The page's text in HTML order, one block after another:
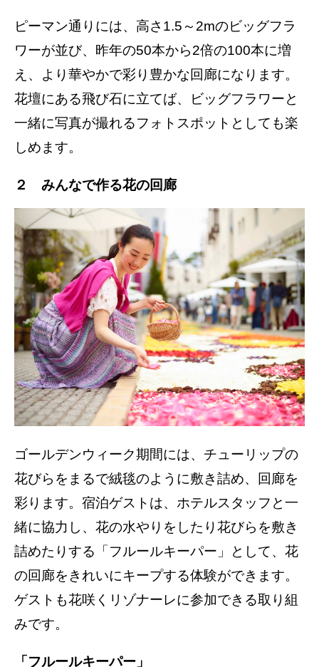
ピーマン通りには、高さ1.5～2mのビッグフラ
ワーが並び、昨年の50本から2倍の100本に増
え、より華やかで彩り豊かな回廊になります。
花壇にある飛び石に立てば、ビッグフラワーと
一緒に写真が撮れるフォトスポットとしても楽
しめます。
２ みんなで作る花の回廊
ゴールデンウィーク期間には、チューリップの
花びらをまるで絨毯のように敷き詰め、回廊を
彩ります。宿泊ゲストは、ホテルスタッフと一
緒に協力し、花の水やりをしたり花びらを敷き
詰めたりする「フルールキーパー」として、花
の回廊をきれいにキープする体験ができます。
ゲストも花咲くリゾナーレに参加できる取り組
みです。
「フルールキーパー」